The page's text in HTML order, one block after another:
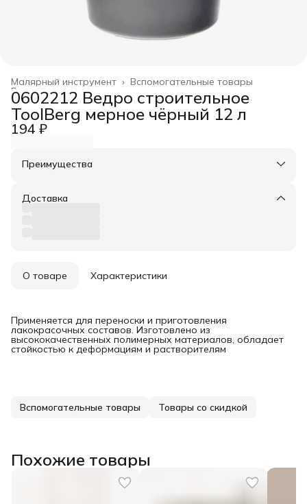
Вспомогательные товары
Малярный инструмент ›
Главная ›
0602212 Ведро строительное
ToolBerg мерное чёрный 12 л
194 ₽
Преимущества
Оплата частями в Сплит
Удобный возврат
Доставка
О товаре Характеристики
Применяется для переноски и приготовления
лакокрасочных составов. Изготовлено из
высококачественных полимерных материалов, обладает
стойкостью к деформациям и растворителям
Вспомогательные товары Товары со скидкой
Похожие товары